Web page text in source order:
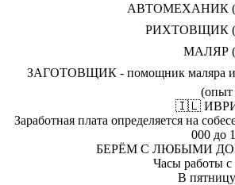
✔️ЗАГОТОВЩИК - помощник маляра и
🇮🇱
Заработная плата определяется на
000 до
БЕРЁМ С ЛЮБЫМИ
В